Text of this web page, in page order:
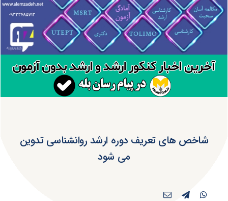
شاخص های تعریف دوره ارشد روانشناسی تدوین
می شود